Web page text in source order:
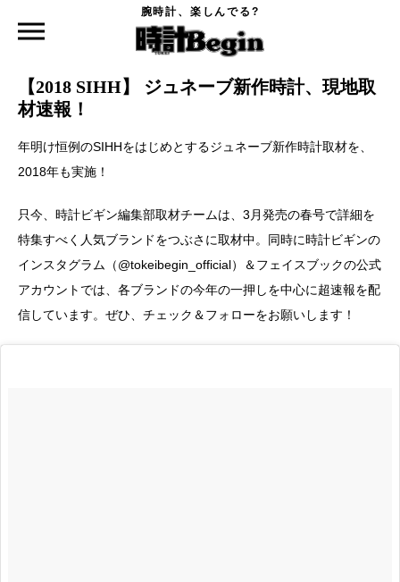
腕時計、楽しんでる?
【2018 SIHH】 ジュネーブ新作時計、現地取材速報！
【2018 SIHH】 ジュネーブ新作時計、現地取
材速報！
年明け恒例のSIHHをはじめとするジュネーブ新作時計取材を、
2018年も実施！
只今、時計ビギン編集部取材チームは、3月発売の春号で詳細を
特集すべく人気ブランドをつぶさに取材中。同時に時計ビギンの
インスタグラム（@tokeibegin_official）＆フェイスブックの公式
アカウントでは、各ブランドの今年の一押しを中心に超速報を配
信しています。ぜひ、チェック＆フォローをお願いします！